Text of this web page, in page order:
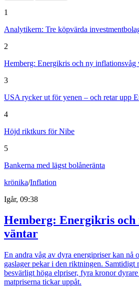
1
Analytikern: Tre köpvärda
2
Hemberg: Energikris och ny inflationsvåg
3
USA rycker ut för yenen – och retar upp
4
Höjd riktkurs för Nibe
5
Bankerna med lägst bolåneränta
krönika/Inflation
Igår, 09:38
Hemberg: Energikris
väntar
En andra våg av dyra energipriser kan nå
gaslager pekar i den riktningen. Samtidigt
besvärligt höga elpriser, fyra kronor
matpriserna tickar uppåt.